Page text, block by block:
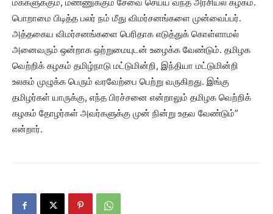
மக்களுக்கும், மண்ணுக்கும் சேவை செய்ய வந்த அரசியல் கழகம்.
பொறாமை பிடித்த பலர் நம் மீது விமர்சனங்களை முன்வைப்பர்.
அத்தகைய விமர்சனங்களை பெரிதாக எடுத்துக் கொள்ளாமல்
அனைவரும் ஒன்றாக ஒற்றுமையுடன் உழைக்க வேண்டும். தமிழக
வெற்றிக் கழகம் தமிழ்நாடு மட்டுமின்றி, இந்தியா மட்டுமின்றி
உலகம் முழுக்க பெரும் வரவேற்பை பெற்று வருகிறது. இங்கு
தமிழர்கள் யாருக்கு, எந்த பிரச்சனை என்றாலும் தமிழக வெற்றிக்
கழகம் தோழர்கள் அவர்களுக்கு முன் நின்று உதவ வேண்டும்”
என்றார்.